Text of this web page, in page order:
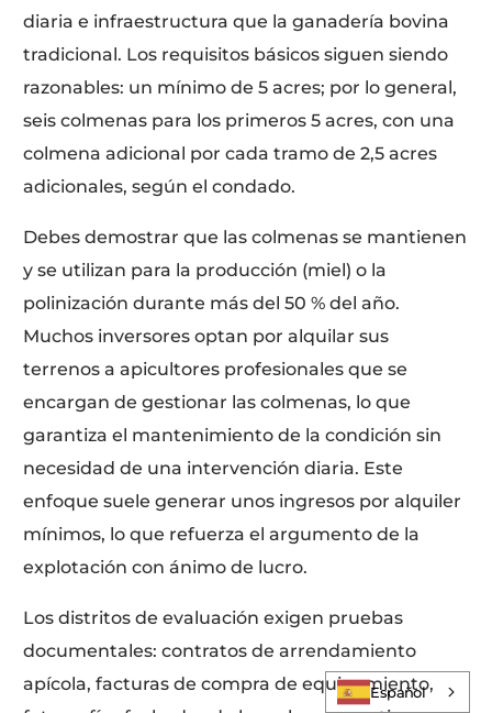
diaria e infraestructura que la ganadería bovina
tradicional. Los requisitos básicos siguen siendo
razonables: un mínimo de 5 acres; por lo general,
seis colmenas para los primeros 5 acres, con una
colmena adicional por cada tramo de 2,5 acres
adicionales, según el condado.
Debes demostrar que las colmenas se mantienen
y se utilizan para la producción (miel) o la
polinización durante más del 50 % del año.
Muchos inversores optan por alquilar sus
terrenos a apicultores profesionales que se
encargan de gestionar las colmenas, lo que
garantiza el mantenimiento de la condición sin
necesidad de una intervención diaria. Este
enfoque suele generar unos ingresos por alquiler
mínimos, lo que refuerza el argumento de la
explotación con ánimo de lucro.
Los distritos de evaluación exigen pruebas
documentales: contratos de arrendamiento
apícola, facturas de compra de equipamiento,
Iniciar Sesión
Español